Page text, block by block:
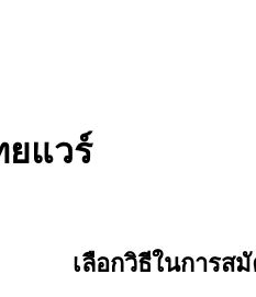
แวร์
เลือกวิธีในการส